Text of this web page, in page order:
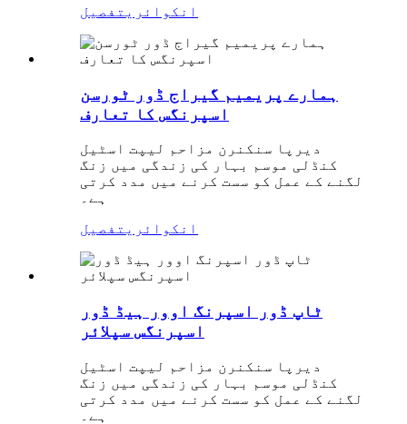
انکوائری تفصیل
ہمارے پریمیم گیراج ڈور ٹورسن
اسپرنگس کا تعارف
دیرپا سنکنرن مزاحم لیپت اسٹیل
کنڈلی موسم بہار کی زندگی میں زنگ
لگنے کے عمل کو سست کرنے میں مدد کرتی
ہے۔
انکوائری تفصیل
ٹاپ ڈور اسپرنگ اوور ہیڈ ڈور
اسپرنگس سپلائر
دیرپا سنکنرن مزاحم لیپت اسٹیل
کنڈلی موسم بہار کی زندگی میں زنگ
لگنے کے عمل کو سست کرنے میں مدد کرتی
ہے۔